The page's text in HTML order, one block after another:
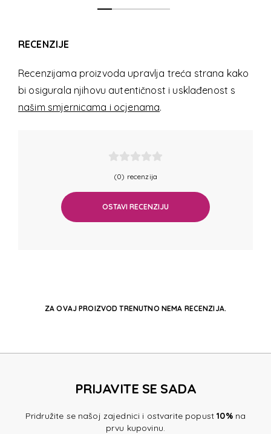
RECENZIJE
Recenzijama proizvoda upravlja treća strana kako
bi osigurala njihovu autentičnost i usklađenost s
našim smjernicama i ocjenama.
(0) recenzija
OSTAVI RECENZIJU
ZA OVAJ PROIZVOD TRENUTNO NEMA RECENZIJA.
PRIJAVITE SE SADA
Pridružite se našoj zajednici i ostvarite popust10%na
prvu kupovinu.